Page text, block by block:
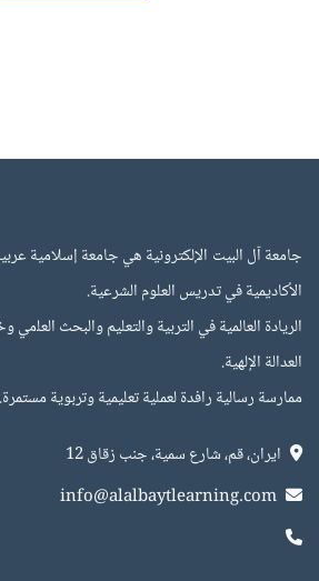
البيت الإلكترونية هي جامعة إسلامية عربية عالمية
في تدريس العلوم الشرعية.
في اﻟﺘﺮﺑﻴﺔ واﻟﺘﻌﻠﻴﻢ واﻟﺒﺤﺚ اﻟﻌﻠمي وﺧﺪﻣﺔ
راﻓﺪة ﻟﻌﻤﻠﻴﺔ ﺗﻌﻠﻴﻤﻴﺔ وﺗﺮﺑﻮﻳﺔ ﻣﺴﺘﻤﺮة.
قم، شارع سمية، جنب زقاق 12